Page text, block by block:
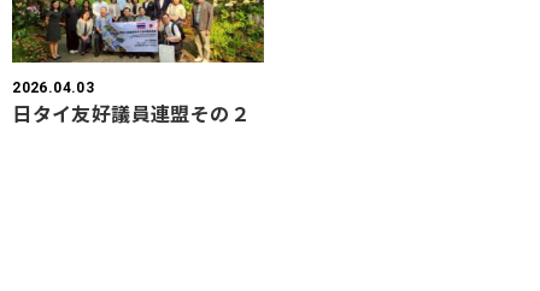
2026.04.03
日タイ友好議員連盟その２